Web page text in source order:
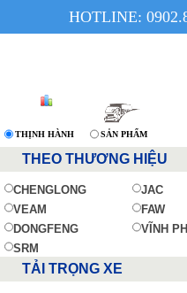
HOTLINE:
THỊNH HÀNH SẢN PHẨM
THEO THƯƠNG HIỆU
CHENGLONG
JAC
VEAM
FAW
DONGFENG
VĨNH
SRM
TẢI TRỌNG XE